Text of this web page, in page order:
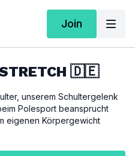
Join
STRETCH 🇩🇪
unserem Schultergelenk
Polesport beansprucht
eigenen Körpergewicht
auf und oft büßen wir dabei